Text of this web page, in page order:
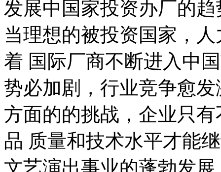
发展中国家投资办厂的
当理想的被投资国家，
着 国际厂商不断进入中
势必加剧，行业竞争愈
方面的的挑战，企业只
品 质量和技术水平才能
文艺演出事业的蓬勃发